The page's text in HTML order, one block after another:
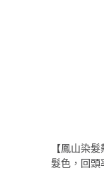
【鳳山染
髮色，回頭